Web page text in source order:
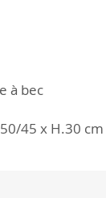
à bec
45 x H.30 cm